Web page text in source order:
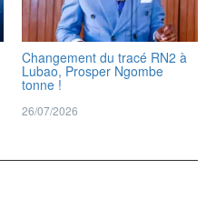
Changement du tracé RN2 à
Lubao, Prosper Ngombe
tonne !
26/07/2026